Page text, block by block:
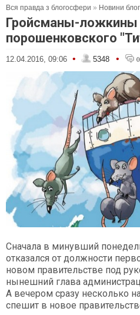
Вся правда з блогосфери » Новини
Гройсманы-ложкины
порошенковского
12.04.2016, 09:06 • 5348 • 0
Сначала в минувший
отказался от должности
новом правительстве под
нынешний глава
А вечером сразу несколько
спешит в новое